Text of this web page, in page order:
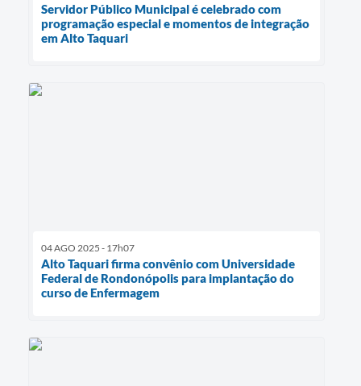
Servidor Público Municipal é celebrado com
programação especial e momentos de integração
em Alto Taquari
04 AGO 2025 - 17h07
Alto Taquari firma convênio com Universidade
Federal de Rondonópolis para implantação do
curso de Enfermagem